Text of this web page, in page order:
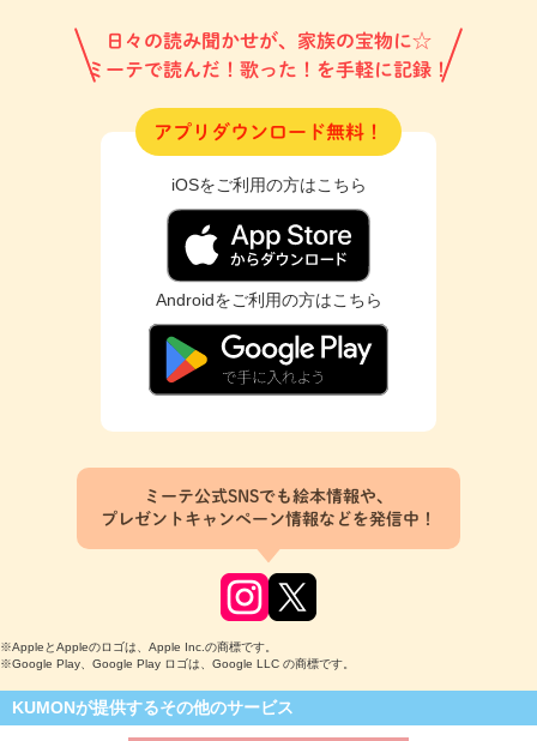
日々の読み聞かせが、家族の宝物に☆
ミーテで読んだ！歌った！を手軽に記録！
アプリダウンロード無料！
iOSをご利用の方はこちら
Androidをご利用の方はこちら
ミーテ公式SNSでも絵本情報や、
プレゼントキャンペーン情報などを発信中！
※AppleとAppleのロゴは、Apple Inc.の商標です。
※Google Play、Google Play ロゴは、Google LLC の商標です。
KUMONが提供するその他のサービス